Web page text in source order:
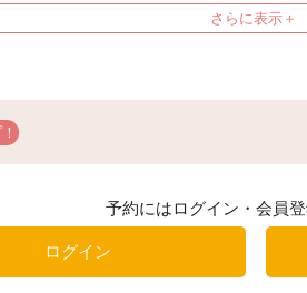
【
【
・坦々
予約にはログイン・会員登
ログイン